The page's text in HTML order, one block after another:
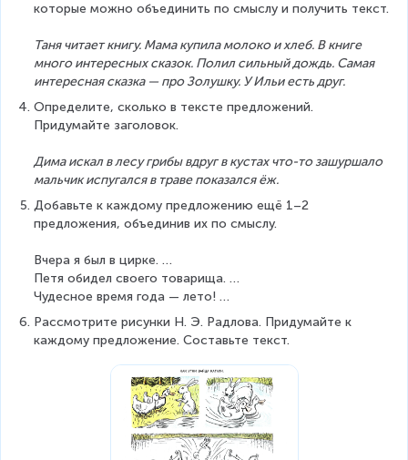
которые можно объединить по смыслу и получить текст.
Таня читает книгу. Мама купила молоко и хлеб. В книге
много интересных сказок. Полил сильный дождь. Самая
интересная сказка — про Золушку. У Ильи есть друг.
Определите, сколько в тексте предложений.
Придумайте заголовок.
Дима искал в лесу грибы вдруг в кустах что-то зашуршало
мальчик испугался в траве показался ёж.
Добавьте к каждому предложению ещё 1–2
предложения, объединив их по смыслу.
Вчера я был в цирке. …
Петя обидел своего товарища. …
Чудесное время года — лето! …
Рассмотрите рисунки Н. Э. Радлова. Придумайте к
каждому предложение. Составьте текст.